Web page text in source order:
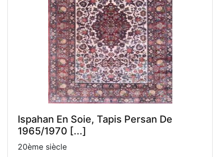
Ispahan En Soie, Tapis Persan De
1965/1970 [...]
20ème siècle